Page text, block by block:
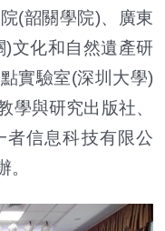
(韶關學院)、廣東
文化和自然遺產研
實驗室(深圳大學)
學與研究出版社、
者信息科技有限公